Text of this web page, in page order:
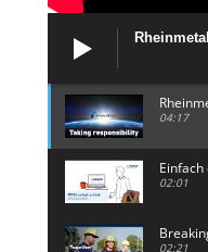
04:17
02:01
02:21